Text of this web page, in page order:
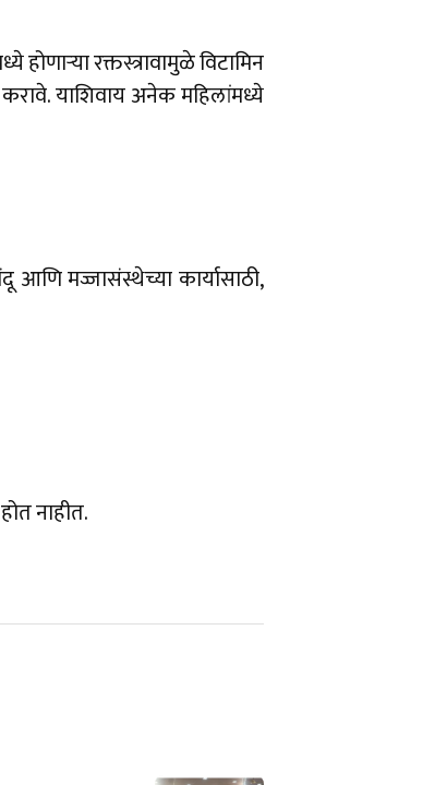
रक्तस्त्रावामुळे विटामिन
याशिवाय अनेक महिलांमध्ये
मज्जासंस्थेच्या कार्यासाठी,
नाहीत.